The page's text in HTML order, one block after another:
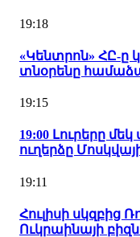
19:18
«Կենտրոն» ՀԸ-ը
տնօրենը
19:15
19:00 Լուրերը
ուղերձը
19:11
Հուլիսի սկզբից
Ուկրաինայի